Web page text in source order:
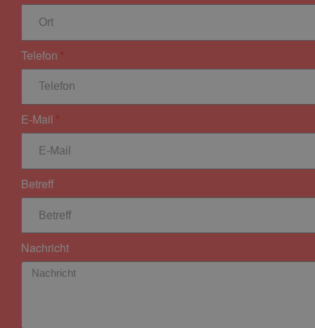
Telefon
E-Mail
Betreff
Nachricht